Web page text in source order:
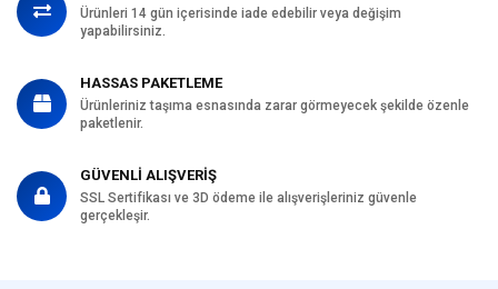
Ürünleri 14 gün içerisinde iade edebilir veya değişim
yapabilirsiniz.
HASSAS PAKETLEME
Ürünleriniz taşıma esnasında zarar görmeyecek şekilde özenle
paketlenir.
GÜVENLİ ALIŞVERİŞ
SSL Sertifikası ve 3D ödeme ile alışverişleriniz güvenle
gerçekleşir.